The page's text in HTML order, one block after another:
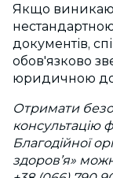
Якщо
документів,
обов'язково
юридичною
Отримати
консультацію
Благодійної
здоров’я»